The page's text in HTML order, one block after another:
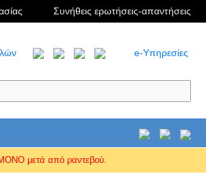
Συνήθεις ερωτήσεις-απαντήσεις
e-Υπηρεσίες
μετά από ραντεβού.